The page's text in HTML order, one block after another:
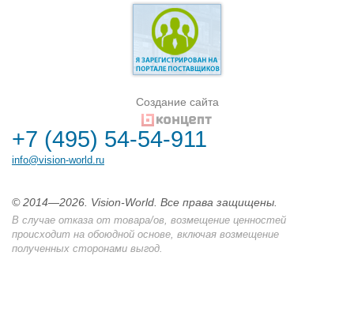
Создание сайта
+7 (495) 54-54-911
info@vision-world.ru
© 2014—2026. Vision-World. Все права защищены.
В случае отказа от товара/ов, возмещение ценностей
происходит на обоюдной основе, включая возмещение
полученных сторонами выгод.